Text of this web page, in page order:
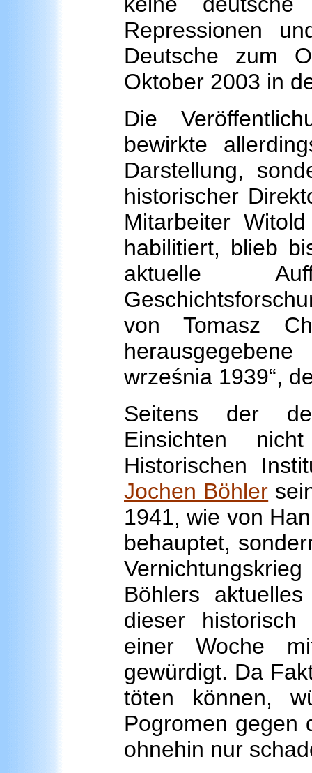
Repressionen
Deutsche zum
Oktober 2003 in
Die
bewirkte
Darstellung,
historischer
Mitarbeiter
habilitiert, blieb
aktuelle
von Tomasz
września 1939“,
Seitens der
Einsichten
Historischen
Jochen Böhler
1941, wie von
behauptet,
Böhlers
dieser
einer Woche
gewürdigt. Da
töten können,
Pogromen gegen
ohnehin nur